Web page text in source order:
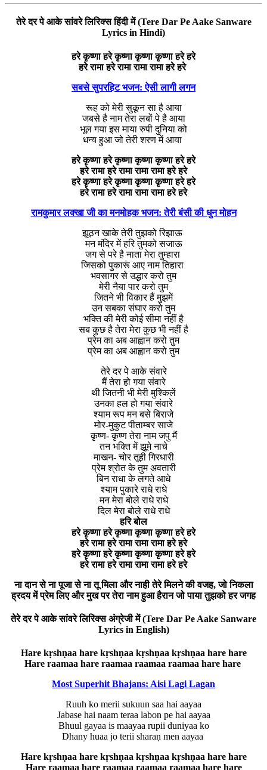
तेरे दर पे आके सांवरे लिरिक्स हिंदी में (Tere Dar Pe Aake Sanware
Lyrics in Hindi)
हरे कृष्णा हरे कृष्णा कृष्णा कृष्णा हरे हरे
हरे रामा हरे रामा रामा रामा हरे हरे
सबसे सुपरहिट भजन: ऐसी लागी लगन
रूह को मेरी सुकून सा है आया
जबसे है नाम तेरा लबों पे है आया
भूल गया इस माया रुपी दुनिया को
धन्य हुआ जो तेरी शरण में आया
हरे कृष्णा हरे कृष्णा कृष्णा कृष्णा हरे हरे
हरे रामा हरे रामा रामा रामा हरे हरे
हरे कृष्णा हरे कृष्णा कृष्णा कृष्णा हरे हरे
हरे रामा हरे रामा रामा रामा हरे हरे
रामकुमार लक्खा जी का मनमोहक भजन: तेरी बंसी की धुन मोहन
झूठन खाके तेरी तुझको रिझाऊ
मन मंदिर में हरि तुमको सजाऊ
जग से परे है नाता मेरा तुम्हारा
जिसको पुकारूं आए नाम तिहारा
भवसागर से उद्धार करो तुम
मेरी नैया पार करो तुम
जितने भी विकार हैं मुझमें
उन सबका संघार करो तुम
भक्ति की मेरी कोई सीमा नहीं है
सब कुछ है तेरा मेरा कुछ भी नहीं है
प्रेम का अब आह्वान करो तुम
प्रेम का अब आह्वान करो तुम
तेरे दर पे आके संवारे
मैं तेरा हो गया संवारे
थी जितनी भी मेरी मुश्किलें
उनका हल हो गया संवारे
श्याम रूप मन बसे बिराजे
मोर-मुकुट पीताम्बर साजे
कृष्ण- कृष्ण तेरा नाम जपु मैं
तन भक्ति में झूमे नाचे
माखन- चोर तूही गिरधारी
प्रेम श्रोत के तुम अवतारी
बिन राधा के लगते आधे
श्याम पुकारे राधे राधे
मन मेरा बोले राधे राधे
दिल मेरा बोले राधे राधे
हरि बोल
हरे कृष्णा हरे कृष्णा कृष्णा कृष्णा हरे हरे
हरे रामा हरे रामा रामा रामा हरे हरे
हरे कृष्णा हरे कृष्णा कृष्णा कृष्णा हरे हरे
हरे रामा हरे रामा रामा रामा हरे हरे
ना दान से ना पूजा से ना तू मिला और नाही तेरे मिलने की वजह, जो निकला
ह्रदय में प्रेम लिए और मुख पर तेरा नाम हुआ हैरान जो पाया तुझको हर जगह
तेरे दर पे आके सांवरे लिरिक्स अंग्रेजी में (Tere Dar Pe Aake Sanware
Lyrics in English)
Hare kṛshṇaa hare kṛshṇaa kṛshṇaa kṛshṇaa hare hare
Hare raamaa hare raamaa raamaa raamaa hare hare
Most Superhit Bhajans: Aisi Lagi Lagan
Ruuh ko merii sukuun saa hai aayaa
Jabase hai naam teraa labon pe hai aayaa
Bhuul gayaa is maayaa rupii duniyaa ko
Dhany huaa jo terii sharaṇ men aayaa
Hare kṛshṇaa hare kṛshṇaa kṛshṇaa kṛshṇaa hare hare
Hare raamaa hare raamaa raamaa raamaa hare hare